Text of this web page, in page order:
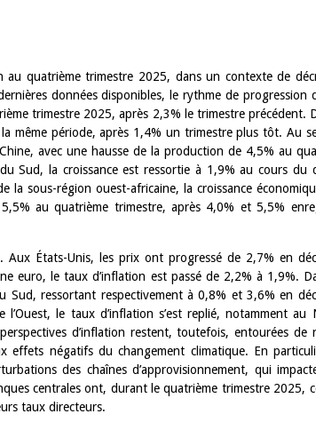
au quatrième trimestre 2025, dans un contexte de
données disponibles, le rythme de progression
trimestre 2025, après 2,3% le trimestre précédent.
même période, après 1,4% un trimestre plus tôt. Au
avec une hausse de la production de 4,5% au
Sud, la croissance est ressortie à 1,9% au cours du
sous-région ouest-africaine, la croissance
au quatrième trimestre, après 4,0% et 5,5%
. Aux États-Unis, les prix ont progressé de 2,7% en
euro, le taux d’inflation est passé de 2,2% à 1,9%.
Sud, ressortant respectivement à 0,8% et 3,6% en
le taux d’inflation s’est replié, notamment au
d’inflation restent, toutefois, entourées de
effets négatifs du changement climatique. En
des chaînes d’approvisionnement, qui
centrales ont, durant le quatrième trimestre 2025,
taux directeurs.